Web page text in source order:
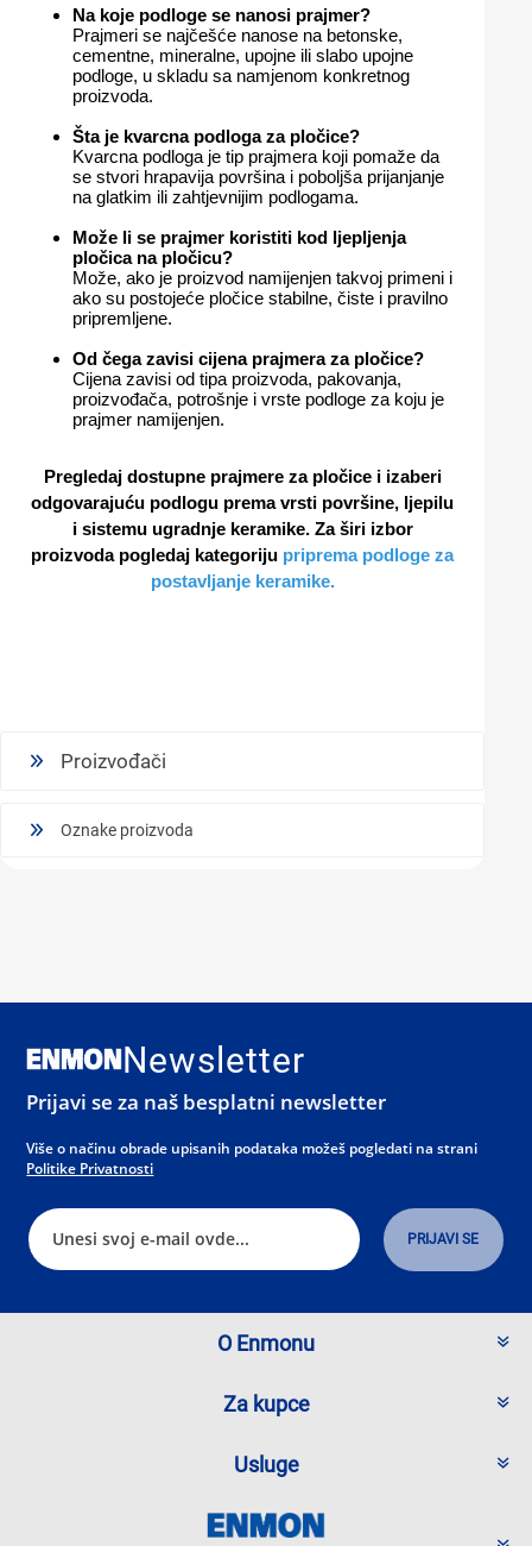
Na koje podloge se nanosi prajmer?
Prajmeri se najčešće nanose na betonske,
cementne, mineralne, upojne ili slabo upojne
podloge, u skladu sa namjenom konkretnog
proizvoda.
Šta je kvarcna podloga za pločice?
Kvarcna podloga je tip prajmera koji pomaže da
se stvori hrapavija površina i poboljša prijanjanje
na glatkim ili zahtjevnijim podlogama.
Može li se prajmer koristiti kod ljepljenja
pločica na pločicu?
Može, ako je proizvod namijenjen takvoj primeni i
ako su postojeće pločice stabilne, čiste i pravilno
pripremljene.
Od čega zavisi cijena prajmera za pločice?
Cijena zavisi od tipa proizvoda, pakovanja,
proizvođača, potrošnje i vrste podloge za koju je
prajmer namijenjen.
Pregledaj dostupne prajmere za pločicei izaberi
odgovarajuću podlogu prema vrsti površine, ljepilu
i sistemu ugradnje keramike. Za širi izbor
proizvoda pogledaj kategoriju priprema podloge za
postavljanje keramike.
Proizvođači
Oznake proizvoda
Newsletter
Prijavi se za naš besplatni newsletter
Više o načinu obrade upisanih podataka možeš pogledati na strani
Politike Privatnosti
O Enmonu
Za kupce
Usluge